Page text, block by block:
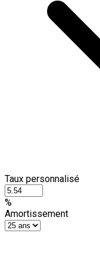
Taux personnalisé
%
Amortissement